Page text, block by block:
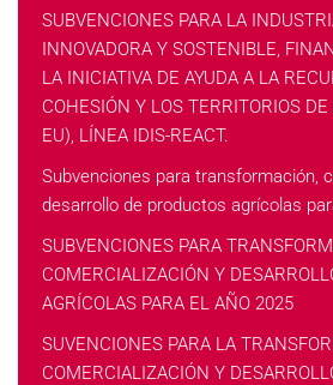
SUBVENCIONES PARA LA
INNOVADORA Y SOSTENIBLE,
LA INICIATIVA DE AYUDA A LA
COHESIÓN Y LOS TERRITORIOS DE
EU), LÍNEA IDIS-REACT.
Subvenciones para transformación,
desarrollo de productos agrícolas
SUBVENCIONES PARA
COMERCIALIZACIÓN Y
AGRÍCOLAS PARA EL AÑO 2025
SUVENCIONES PARA LA
COMERCIALIZACIÓN Y